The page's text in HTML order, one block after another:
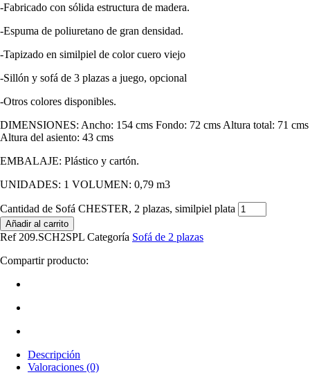
-Fabricado con sólida estructura de madera.
-Espuma de poliuretano de gran densidad.
-Tapizado en similpiel de color cuero viejo
-Sillón y sofá de 3 plazas a juego, opcional
-Otros colores disponibles.
DIMENSIONES: Ancho: 154 cms Fondo: 72 cms Altura total: 71 cms
Altura del asiento: 43 cms
EMBALAJE: Plástico y cartón.
UNIDADES: 1 VOLUMEN: 0,79 m3
Cantidad de Sofá CHESTER, 2 plazas, similpiel plata
Añadir al carrito
Ref 209.SCH2SPL Categoría Sofá de 2 plazas
Compartir producto:
Descripción
Valoraciones (0)